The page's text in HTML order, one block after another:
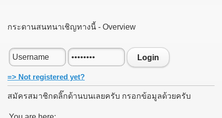
กระดานสนทนาเชิญทางนี้ - Overview
Login
=> Not registered yet?
สมัครสมาชิกดลิ๊กด้านบนเลยครับ กรอกข้อมูลด้วยครับ